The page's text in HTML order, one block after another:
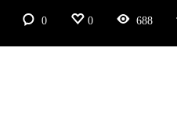
0 0 688